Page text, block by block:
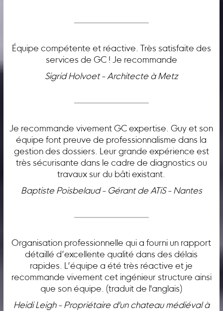
Équipe compétente et réactive. Très satisfaite des
services de GC ! Je recommande
Sigrid Holvoet - Architecte à Metz
Je recommande vivement GC expertise. Guy et son
équipe font preuve de professionnalisme dans la
gestion des dossiers. Leur grande expérience est
très sécurisante dans le cadre de diagnostics ou
travaux sur du bâti existant.
Baptiste Poisbelaud - Gérant de ATiS - Nantes
Organisation professionnelle qui a fourni un rapport
détaillé d’excellente qualité dans des délais
rapides. L’équipe a été très réactive et je
recommande vivement cet ingénieur structure ainsi
que son équipe. (traduit de l'anglais)
Heidi Leigh - Propriétaire d'un chateau médiéval à